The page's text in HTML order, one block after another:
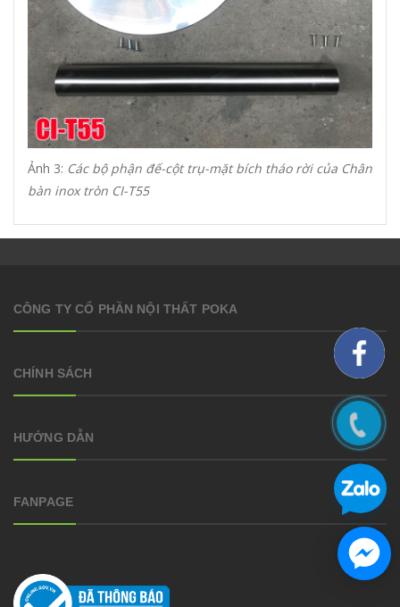
Ảnh 3: Các bộ phận đế-cột trụ-mặt bích tháo rời của Chân
bàn inox tròn CI-T55
CÔNG TY CỔ PHẦN NỘI THẤT POKA
CHÍNH SÁCH
HƯỚNG DẪN
FANPAGE